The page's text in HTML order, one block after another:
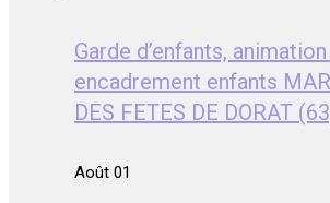
Garde d’enfants,
encadrement enfants
DES FETES DE DORAT
Août 01